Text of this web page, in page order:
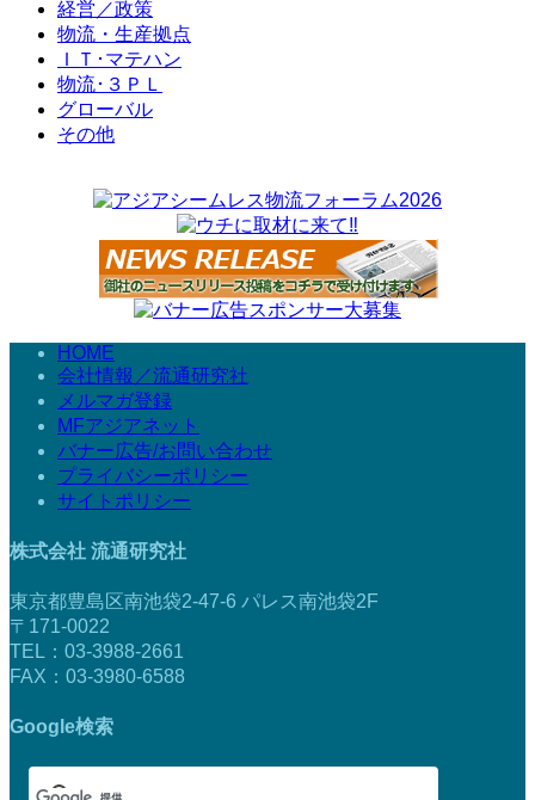
経営／政策
物流・生産拠点
ＩＴ･マテハン
物流･３ＰＬ
グローバル
その他
HOME
会社情報／流通研究社
メルマガ登録
MFアジアネット
バナー広告/お問い合わせ
プライバシーポリシー
サイトポリシー
株式会社 流通研究社
東京都豊島区南池袋2-47-6 パレス南池袋2F
〒171-0022
TEL：03-3988-2661
FAX：03-3980-6588
Google検索